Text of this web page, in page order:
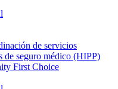
de servicios
de seguro médico (HIPP)
First Choice